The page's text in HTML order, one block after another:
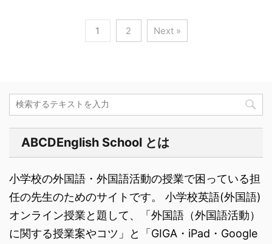
1 2 Next »
ABCDEnglish School とは
小学校の外国語・外国語活動の授業で困っている担
任の先生のためのサイトです。 小学校英語(外国語)
オンライン授業と題して、「外国語（外国語活動）
に関する授業案やコツ」と「GIGA・iPad・Google